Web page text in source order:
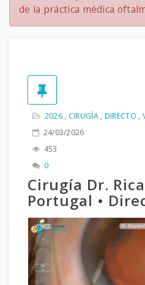
de la práctica médica
2026, CIRUGÍA, DIRECTO ,
24/03/2026
453
0
Cirugía Dr.
Portugal •